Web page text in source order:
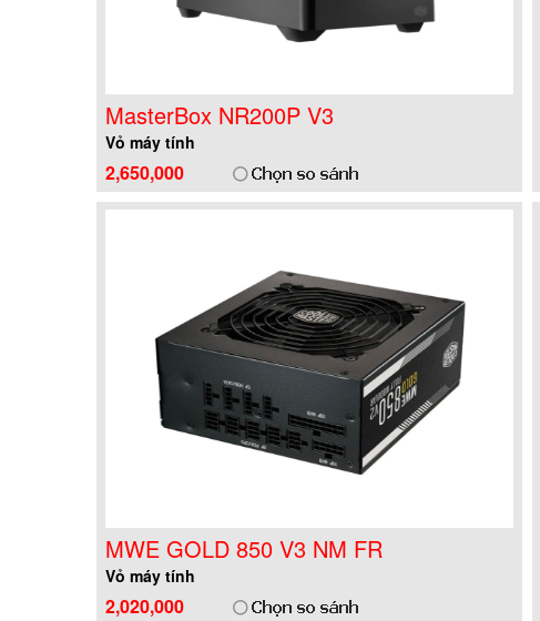
MasterBox NR200P V3
Vỏ máy tính
2,650,000
MWE GOLD 850 V3 NM FR
Vỏ máy tính
2,020,000